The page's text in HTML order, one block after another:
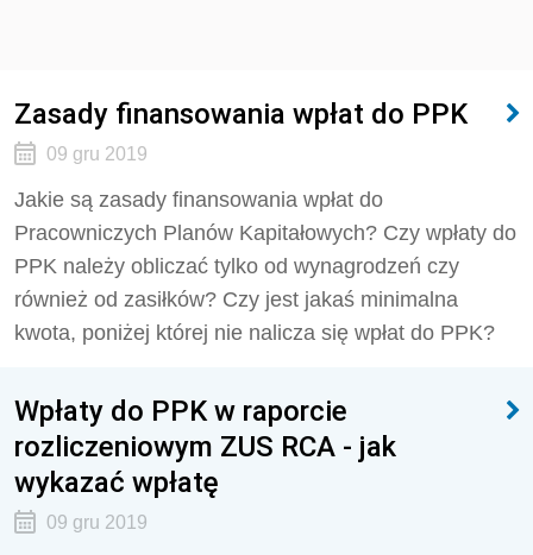
Zasady finansowania wpłat do PPK
09 gru 2019
Jakie są zasady finansowania wpłat do
Pracowniczych Planów Kapitałowych? Czy wpłaty do
PPK należy obliczać tylko od wynagrodzeń czy
również od zasiłków? Czy jest jakaś minimalna
kwota, poniżej której nie nalicza się wpłat do PPK?
Wpłaty do PPK w raporcie
rozliczeniowym ZUS RCA - jak
wykazać wpłatę
09 gru 2019